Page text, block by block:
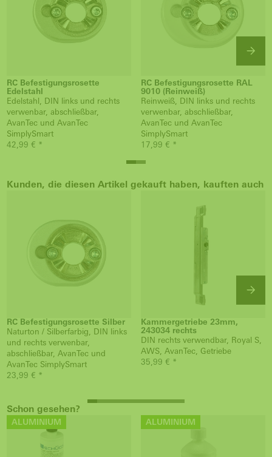
RC Befestigungsrosette
Edelstahl
Edelstahl, DIN links und rechts
verwenbar, abschließbar,
AvanTec und AvanTec
SimplySmart
42,99 € *
RC Befestigungsrosette RAL
9010 (Reinweiß)
Reinweiß, DIN links und rechts
verwenbar, abschließbar,
AvanTec und AvanTec
SimplySmart
17,99 € *
Kunden, die diesen Artikel gekauft haben, kauften auch
RC Befestigungsrosette Silber
Naturton / Silberfarbig, DIN links
und rechts verwenbar,
abschließbar, AvanTec und
AvanTec SimplySmart
23,99 € *
Kammergetriebe 23mm,
243034 rechts
DIN rechts verwendbar, Royal S,
AWS, AvanTec, Getriebe
35,99 € *
Schon gesehen?
ALUMINIUM ALUMINIUM